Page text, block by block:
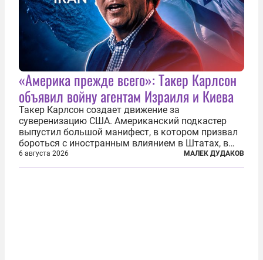
«Америка прежде всего»: Такер Карлсон
объявил войну агентам Израиля и Киева
Такер Карлсон создает движение за
суверенизацию США. Американский подкастер
выпустил большой манифест, в котором призвал
бороться с иностранным влиянием в Штатах, в
первую очередь имея в виду Израиль. А также
прекратить заморские войны, выплатить
6 августа 2026 МАЛЕК ДУДАКОВ